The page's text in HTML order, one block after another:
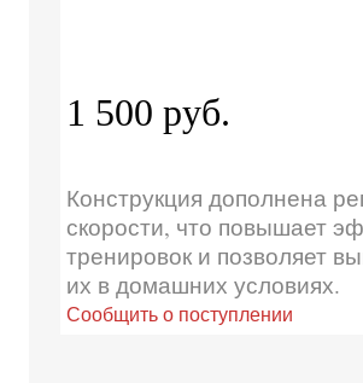
1 500 руб.
Конструкция дополнена
скорости, что повышает
тренировок и позволяет
их в домашних условиях.
Сообщить о поступлении